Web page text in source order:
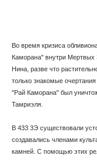
Во время кризиса
Каморана" внутри
Нина, разве что
только знакомые
"Рай Каморана" был
Тамриэля.
В 433 3Э существовали
создавались членами
камней. С помощью этих